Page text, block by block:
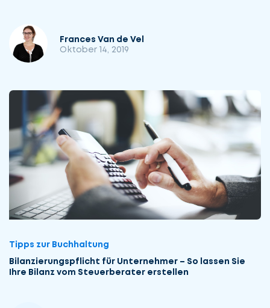
Frances Van de Vel
Oktober 14, 2019
Tipps zur Buchhaltung
Bilanzierungs­pflicht für Unter­nehmer – So lassen Sie
Ihre Bilanz vom Steuer­berater erstellen